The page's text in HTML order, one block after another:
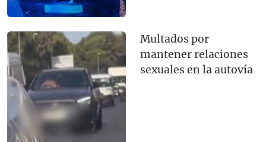
Multados por
mantener relaciones
sexuales en la autovía